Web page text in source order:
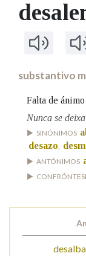
Facebook
TwitterYoutube
BUSCAR NOS
Comeza por
Contén
Nas definicións
substantivo
Falta de
Nunca se
SINÓNIMOS
desazo
ANTÓNIMOS